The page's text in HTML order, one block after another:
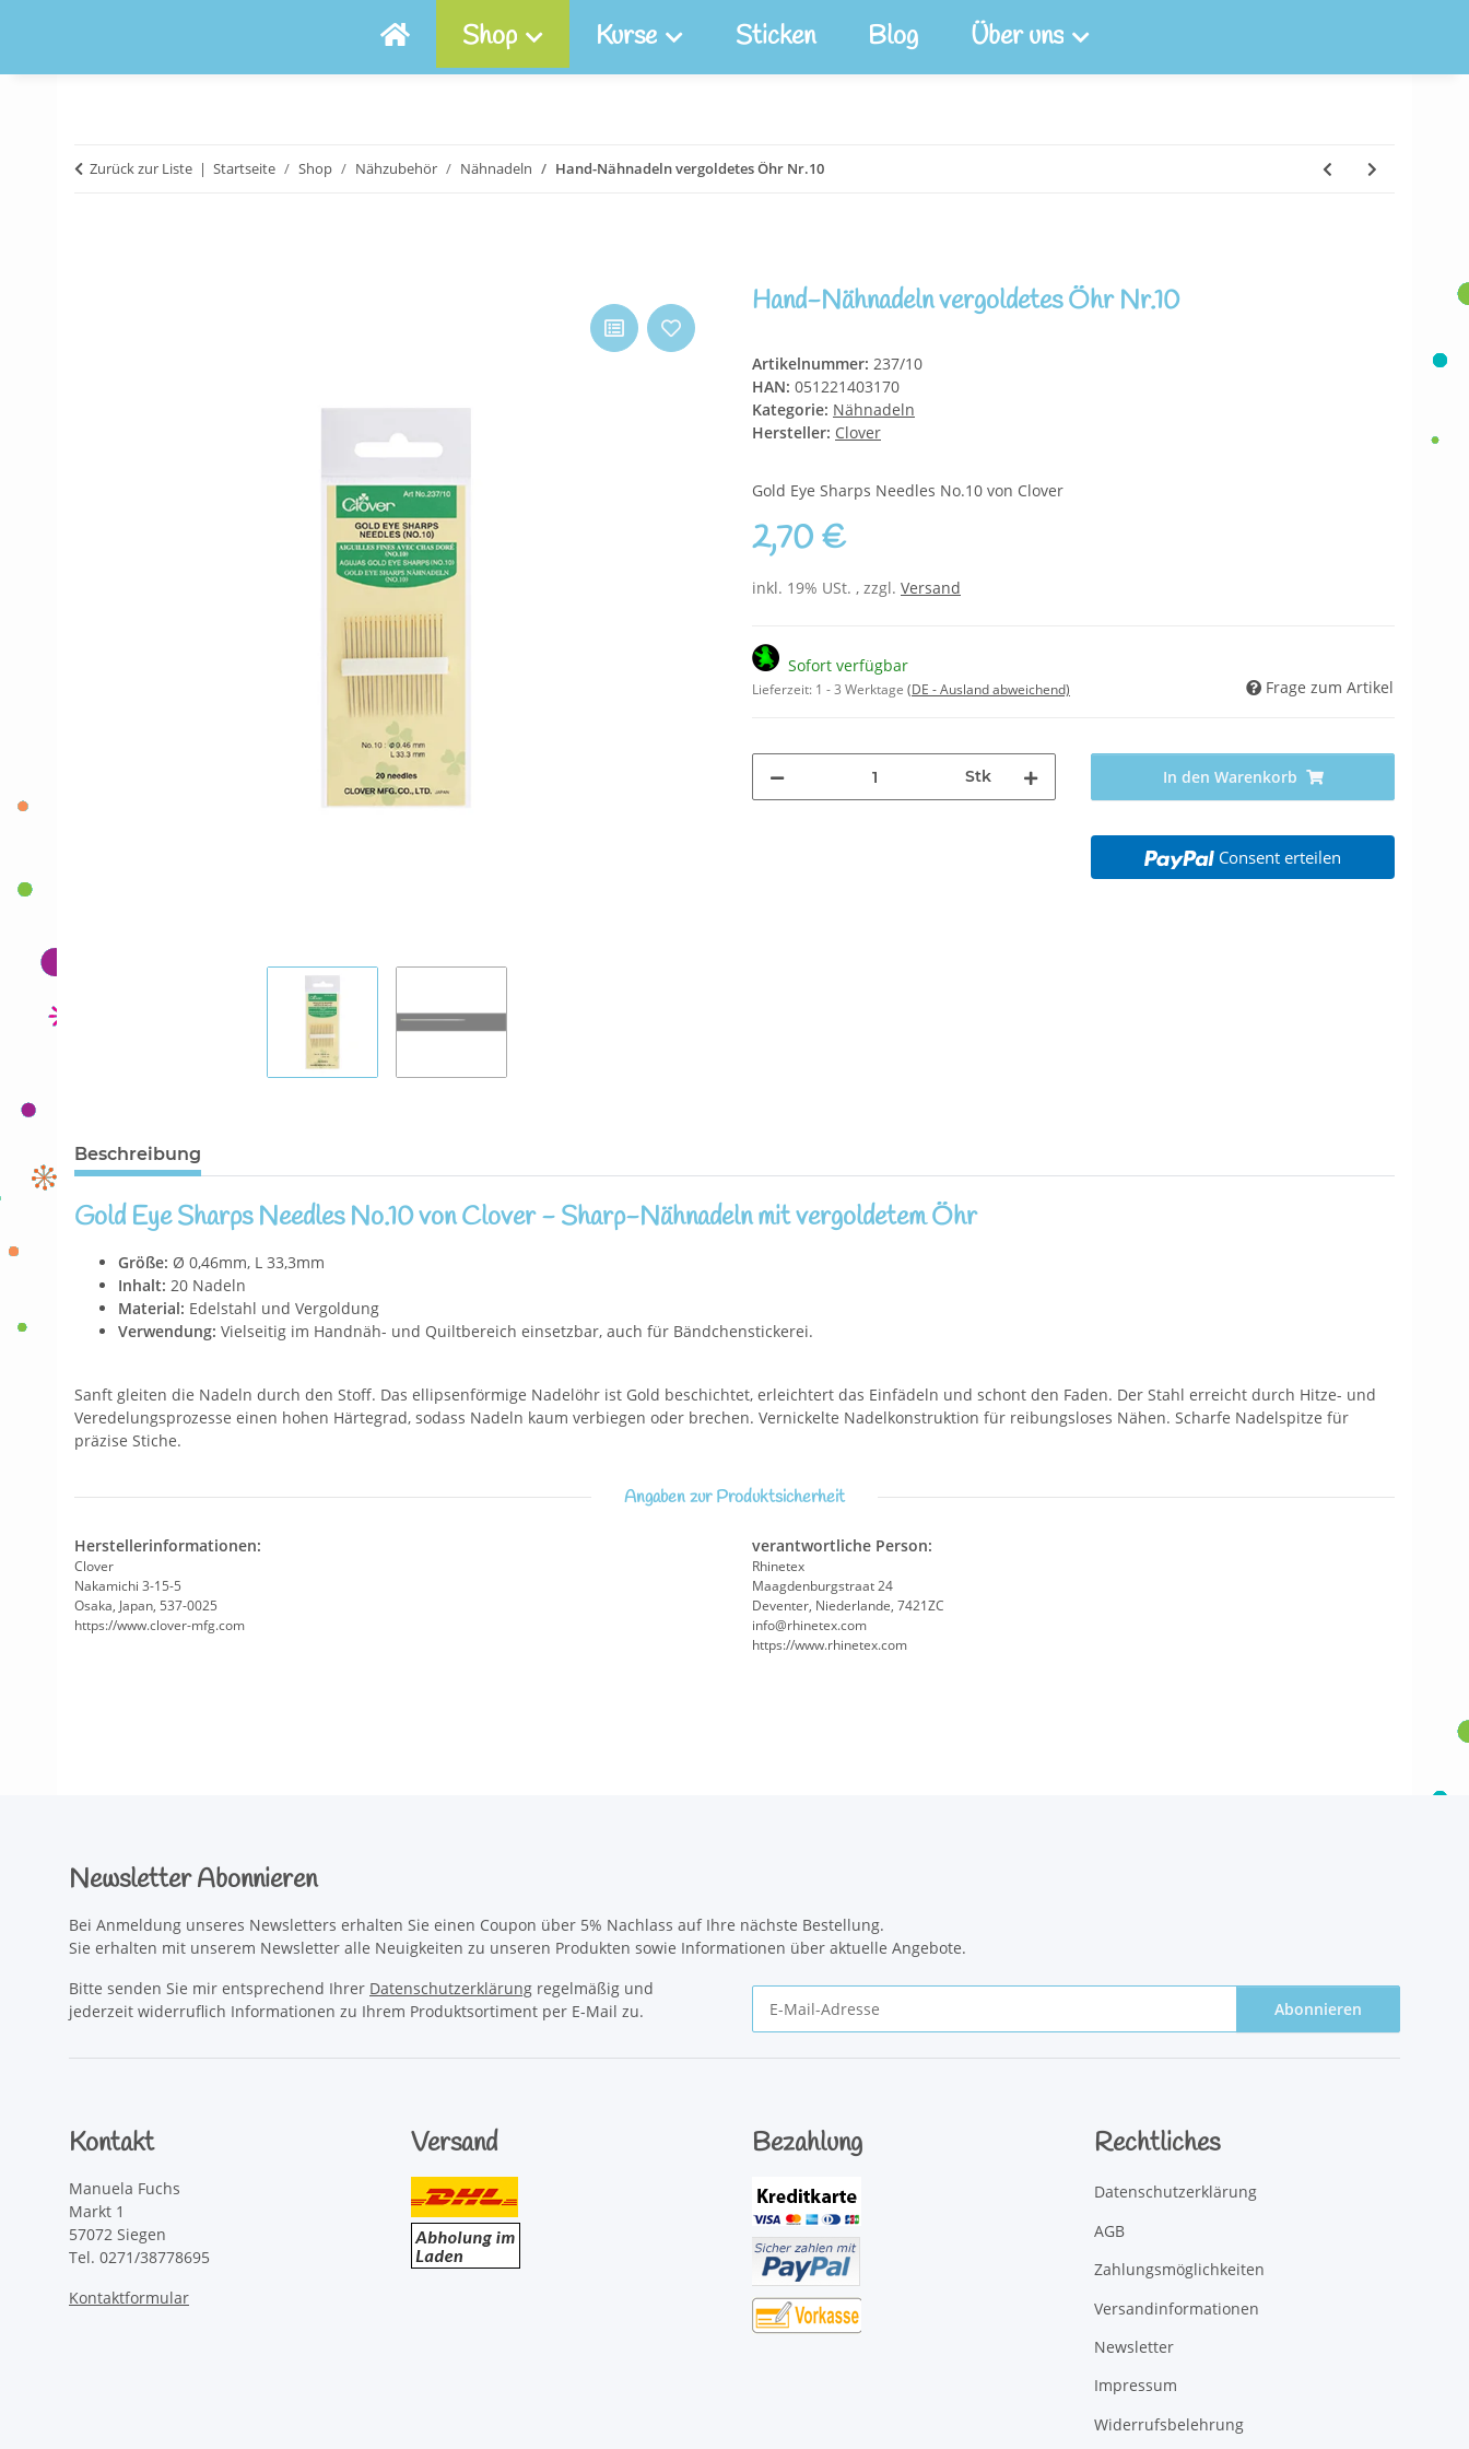
Shop Kurse Sticken Blog Über uns
Zurück zur Liste Startseite Shop Nähzubehör Nähnadeln Hand-Nähnadeln vergoldetes Öhr Nr.10
Hand-Nähnadeln vergoldetes Öhr Nr.10
Artikelnummer: 237/10
HAN: 051221403170
Kategorie: Nähnadeln
Hersteller: Clover
Gold Eye Sharps Needles No.10 von Clover
2,70 €
inkl. 19% USt. , zzgl. Versand
Sofort verfügbar
Lieferzeit: 1 - 3 Werktage (DE - Ausland abweichend) Frage zum Artikel
Stk In den Warenkorb
Consent erteilen
Beschreibung
Gold Eye Sharps Needles No.10 von Clover - Sharp-Nähnadeln mit vergoldetem Öhr
Größe: Ø 0,46mm, L 33,3mm
Inhalt: 20 Nadeln
Material: Edelstahl und Vergoldung
Verwendung: Vielseitig im Handnäh- und Quiltbereich einsetzbar, auch für Bändchenstickerei.
Sanft gleiten die Nadeln durch den Stoff. Das ellipsenförmige Nadelöhr ist Gold beschichtet, erleichtert das Einfädeln und schont den Faden. Der Stahl erreicht durch Hitze- und
Veredelungsprozesse einen hohen Härtegrad, sodass Nadeln kaum verbiegen oder brechen. Vernickelte Nadelkonstruktion für reibungsloses Nähen. Scharfe Nadelspitze für
präzise Stiche.
Angaben zur Produktsicherheit
Herstellerinformationen:
Clover
Nakamichi 3-15-5
Osaka, Japan, 537-0025
https://www.clover-mfg.com
verantwortliche Person:
Rhinetex
Maagdenburgstraat 24
Deventer, Niederlande, 7421ZC
info@rhinetex.com
https://www.rhinetex.com
Newsletter Abonnieren
Bei Anmeldung unseres Newsletters erhalten Sie einen Coupon über 5% Nachlass auf Ihre nächste Bestellung.
Sie erhalten mit unserem Newsletter alle Neuigkeiten zu unseren Produkten sowie Informationen über aktuelle Angebote.
Bitte senden Sie mir entsprechend Ihrer Datenschutzerklärung regelmäßig und
jederzeit widerruflich Informationen zu Ihrem Produktsortiment per E-Mail zu.
Abonnieren
Kontakt
Manuela Fuchs
Markt 1
57072 Siegen
Tel. 0271/38778695
Kontaktformular
Versand Bezahlung Rechtliches
Datenschutzerklärung
AGB
Zahlungsmöglichkeiten
Versandinformationen
Newsletter
Impressum
Widerrufsbelehrung